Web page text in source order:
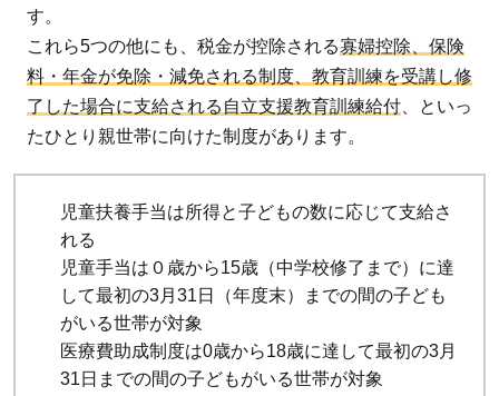
す。
これら5つの他にも、税金が控除される寡婦控除、保険
料・年金が免除・減免される制度、教育訓練を受講し修
了した場合に支給される自立支援教育訓練給付 、といっ
たひとり親世帯に向けた制度があります。
児童扶養手当は所得と子どもの数に応じて支給さ
れる
児童手当は０歳から15歳（中学校修了まで）に達
して最初の3月31日（年度末）までの間の子ども
がいる世帯が対象
医療費助成制度は0歳から18歳に達して最初の3月
31日までの間の子どもがいる世帯が対象